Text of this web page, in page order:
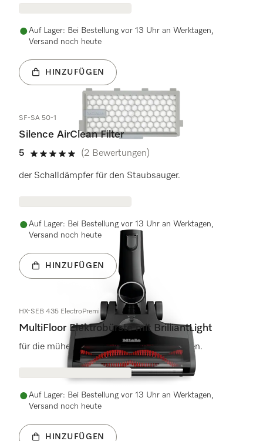
Auf Lager: Bei Bestellung vor 13 Uhr an Werktagen,
Versand noch heute
HINZUFÜGEN
SF-SA 50-1
Silence AirClean Filter
5
5 Sterne von 5
(2 Bewertungen)
der Schalldämpfer für den Staubsauger.
Auf Lager: Bei Bestellung vor 13 Uhr an Werktagen,
Versand noch heute
HINZUFÜGEN
HX-SEB 435 ElectroPremium
MultiFloor Elektrobürste mit BrilliantLight
für die mühelose Reinigung aller Bodenarten.
Auf Lager: Bei Bestellung vor 13 Uhr an Werktagen,
Versand noch heute
HINZUFÜGEN